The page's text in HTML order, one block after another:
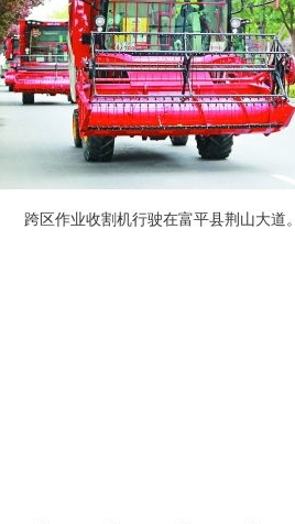
跨区作业收割机行驶在富平县荆山大道。